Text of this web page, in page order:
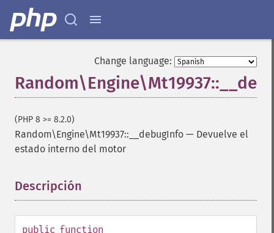
Change language:
(PHP 8 >= 8.2.0)
Random\Engine\Mt19937::__debugInfo — Devuelve el
estado interno del motor
Descripción
public function